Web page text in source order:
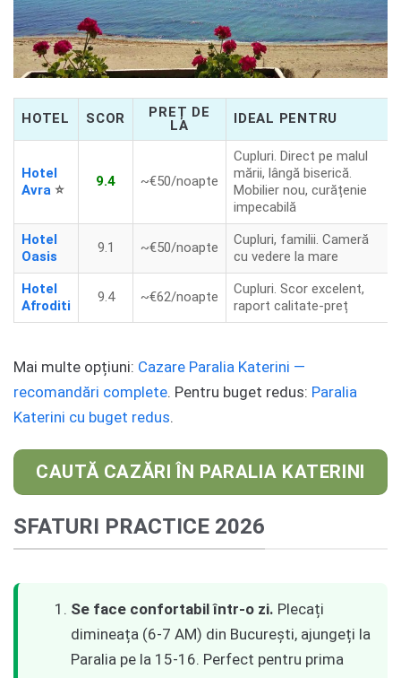
HOTEL SCOR
PREȚ DE
LA
IDEAL PENTRU
Hotel
Avra ⭐
9.4 ~€50/noapte
Cupluri. Direct pe malul
mării, lângă biserică.
Mobilier nou, curățenie
impecabilă
Hotel
Oasis
9.1 ~€50/noapte
Cupluri, familii. Cameră
cu vedere la mare
Hotel
Afroditi
9.4 ~€62/noapte
Cupluri. Scor excelent,
raport calitate-preț
Mai multe opțiuni: Cazare Paralia Katerini —
recomandări complete. Pentru buget redus: Paralia
Katerini cu buget redus.
CAUTĂ CAZĂRI ÎN PARALIA KATERINI
SFATURI PRACTICE 2026
Se face confortabil într-o zi. Plecați
dimineața (6-7 AM) din București, ajungeți la
Paralia pe la 15-16. Perfect pentru prima